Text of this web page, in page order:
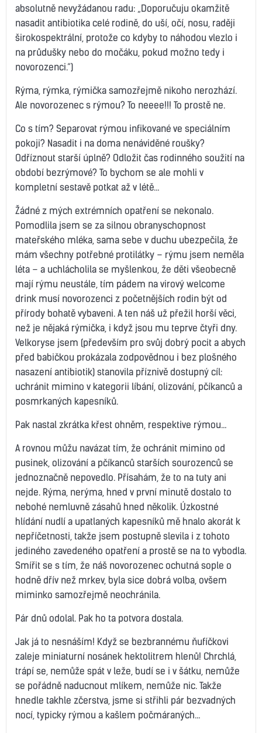
absolutně nevyžádanou radu: „Doporučuju okamžitě
nasadit antibiotika celé rodině, do uší, očí, nosu, raději
širokospektrální, protože co kdyby to náhodou vlezlo i
na průdušky nebo do močáku, pokud možno tedy i
novorozenci.“)
Rýma, rýmka, rýmička samozřejmě nikoho nerozhází.
Ale novorozenec s rýmou? To neeee!!! To prostě ne.
Co s tím? Separovat rýmou infikované ve speciálním
pokoji? Nasadit i na doma nenáviděné roušky?
Odříznout starší úplně? Odložit čas rodinného soužití na
období bezrýmové? To bychom se ale mohli v
kompletní sestavě potkat až v létě…
Žádné z mých extrémních opatření se nekonalo.
Pomodlila jsem se za silnou obranyschopnost
mateřského mléka, sama sebe v duchu ubezpečila, že
mám všechny potřebné protilátky – rýmu jsem neměla
léta – a uchlácholila se myšlenkou, že děti všeobecně
mají rýmu neustále, tím pádem na virový welcome
drink musí novorozenci z početnějších rodin být od
přírody bohatě vybaveni. A ten náš už přežil horší věci,
než je nějaká rýmička, i když jsou mu teprve čtyři dny.
Velkoryse jsem (především pro svůj dobrý pocit a abych
před babičkou prokázala zodpovědnou i bez plošného
nasazení antibiotik) stanovila příznivě dostupný cíl:
uchránit mimino v kategorii líbání, olizování, pčíkanců a
posmrkaných kapesníků.
Pak nastal zkrátka křest ohněm, respektive rýmou…
A rovnou můžu navázat tím, že ochránit mimino od
pusinek, olizování a pčíkanců starších sourozenců se
jednoznačně nepovedlo. Přísahám, že to na tuty ani
nejde. Rýma, nerýma, hned v první minutě dostalo to
nebohé nemluvně zásahů hned několik. Úzkostné
hlídání nudlí a upatlaných kapesníků mě hnalo akorát k
nepříčetnosti, takže jsem postupně slevila i z tohoto
jediného zavedeného opatření a prostě se na to vybodla.
Smířit se s tím, že náš novorozenec ochutná sople o
hodně dřív než mrkev, byla sice dobrá volba, ovšem
miminko samozřejmě neochránila.
Pár dnů odolal. Pak ho ta potvora dostala.
Jak já to nesnáším! Když se bezbrannému ňufíčkovi
zaleje miniaturní nosánek hektolitrem hlenů! Chrchlá,
trápí se, nemůže spát v leže, budí se i v šátku, nemůže
se pořádně naducnout mlíkem, nemůže nic. Takže
hnedle takhle zčerstva, jsme si střihli pár bezvadných
nocí, typicky rýmou a kašlem počmáraných…